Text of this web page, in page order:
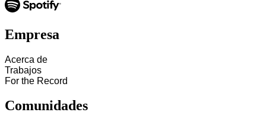
Empresa
Acerca de
Trabajos
For the Record
Comunidades